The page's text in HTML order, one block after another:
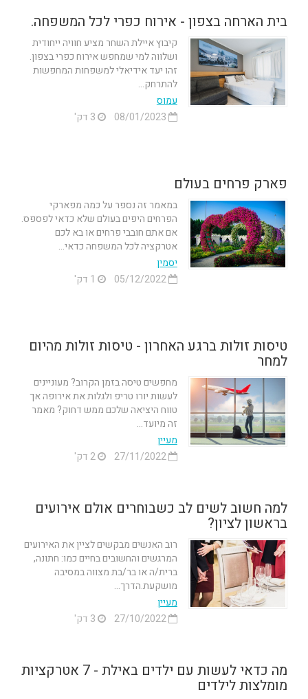
בית הארחה בצפון - אירוח כפרי לכל המשפחה.
קיבוץ איילת השחר מציע חוויה ייחודית
ושלווה למי שמחפש אירוח כפרי בצפון.
זהו יעד אידיאלי למשפחות המחפשות
להתרחק...
עמוס
פארק פרחים בעולם
במאמר זה נספר על כמה מפארקי
הפרחים היפים בעולם שלא כדאי לפספס.
אם אתם חובבי פרחים או בא לכם
אטרקציה לכל המשפחה כדאי...
יסמין
05/12/2022
טיסות זולות ברגע האחרון - טיסות זולות מהיום
למחר
מחפשים טיסה בזמן הקרוב? מעוניינים
לעשות יורו טריפ ולגלות את אירופה אך
טווח היציאה שלכם ממש דחוק? מאמר
זה מיועד...
מעיין
27/11/2022
2 דק'
למה חשוב לשים לב כשבוחרים אולם אירועים
בראשון לציון?
רוב האנשים מבקשים לציין את האירועים
המרגשים והחשובים בחיים כמו: חתונה,
ברית/ה או בר/בת מצווה במסיבה
מושקעת.הדרך...
מעיין
27/10/2022
מה כדאי לעשות עם ילדים באילת - 7 אטרקציות
מומלצות לילדים